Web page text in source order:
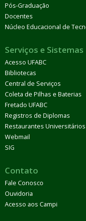
Pós-Graduação
Docentes
Núcleo Educacional de
Serviços e Sistemas
Acesso UFABC
Bibliotecas
Central de Serviços
Coleta de Pilhas e Baterias
Fretado UFABC
Registros de Diplomas
Restaurantes Universitários
Webmail
SIG
Contato
Fale Conosco
Ouvidoria
Acesso aos Campi